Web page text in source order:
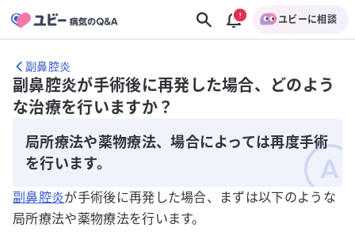
ユビーに相談
副鼻腔炎
副鼻腔炎が手術後に再発した場合、どのよう
な治療を行いますか？
局所療法や薬物療法、場合によっては再度手術
を行います。
副鼻腔炎が手術後に再発した場合、まずは以下のような
局所療法や薬物療法を行います。